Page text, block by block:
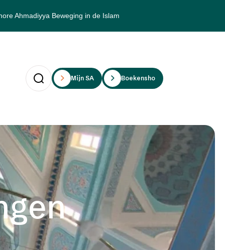
Ahmadiyya Beweging in de Islam
Mijn SAii Boekenshop